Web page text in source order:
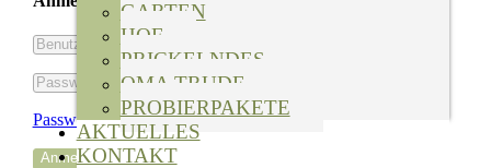
GARTEN
HOF
PRICKELNDES
OMA TRUDE
PROBIERPAKETE
AKTUELLES
KONTAKT
Benutzername
E-
Adresse
Passwort
Passwort vergessen?